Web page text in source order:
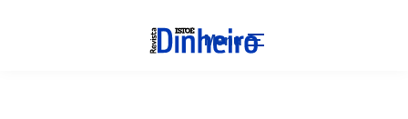
Menu